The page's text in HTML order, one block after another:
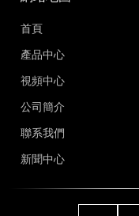
首頁
產品中心
視頻中心
公司簡介
聯系我們
新聞中心